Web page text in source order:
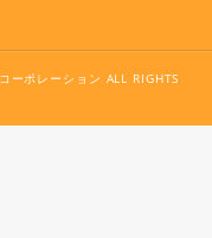
ーポレーション ALL RIGHTS